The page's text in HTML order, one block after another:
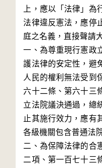
上，應以「法律」為
法律違反憲法，應停
庭之名義，直接聲請
一、為尊重現行憲政
護法律的安定性，避
人民的權利無法受到
六十二條、第六十三
立法院議決通過，總
止其施行效力，應有
各級機關包含普通法
二、為保障法律的合
二項、第一百七十三